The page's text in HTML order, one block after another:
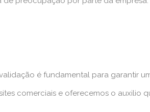
é fundamental para garantir
comerciais e oferecemos o auxilio